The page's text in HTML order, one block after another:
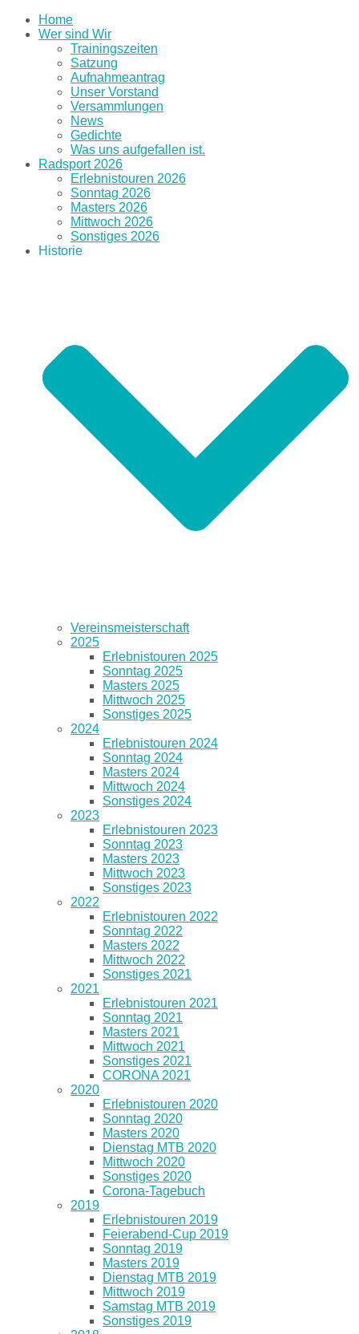
Home
Wer sind Wir
Trainingszeiten
Satzung
Aufnahmeantrag
Unser Vorstand
Versammlungen
News
Gedichte
Was uns aufgefallen ist.
Radsport 2026
Erlebnistouren 2026
Sonntag 2026
Masters 2026
Mittwoch 2026
Sonstiges 2026
Historie
Vereinsmeisterschaft
2025
Erlebnistouren 2025
Sonntag 2025
Masters 2025
Mittwoch 2025
Sonstiges 2025
2024
Erlebnistouren 2024
Sonntag 2024
Masters 2024
Mittwoch 2024
Sonstiges 2024
2023
Erlebnistouren 2023
Sonntag 2023
Masters 2023
Mittwoch 2023
Sonstiges 2023
2022
Erlebnistouren 2022
Sonntag 2022
Masters 2022
Mittwoch 2022
Sonstiges 2021
2021
Erlebnistouren 2021
Sonntag 2021
Masters 2021
Mittwoch 2021
Sonstiges 2021
CORONA 2021
2020
Erlebnistouren 2020
Sonntag 2020
Masters 2020
Dienstag MTB 2020
Mittwoch 2020
Sonstiges 2020
Corona-Tagebuch
2019
Erlebnistouren 2019
Feierabend-Cup 2019
Sonntag 2019
Masters 2019
Dienstag MTB 2019
Mittwoch 2019
Samstag MTB 2019
Sonstiges 2019